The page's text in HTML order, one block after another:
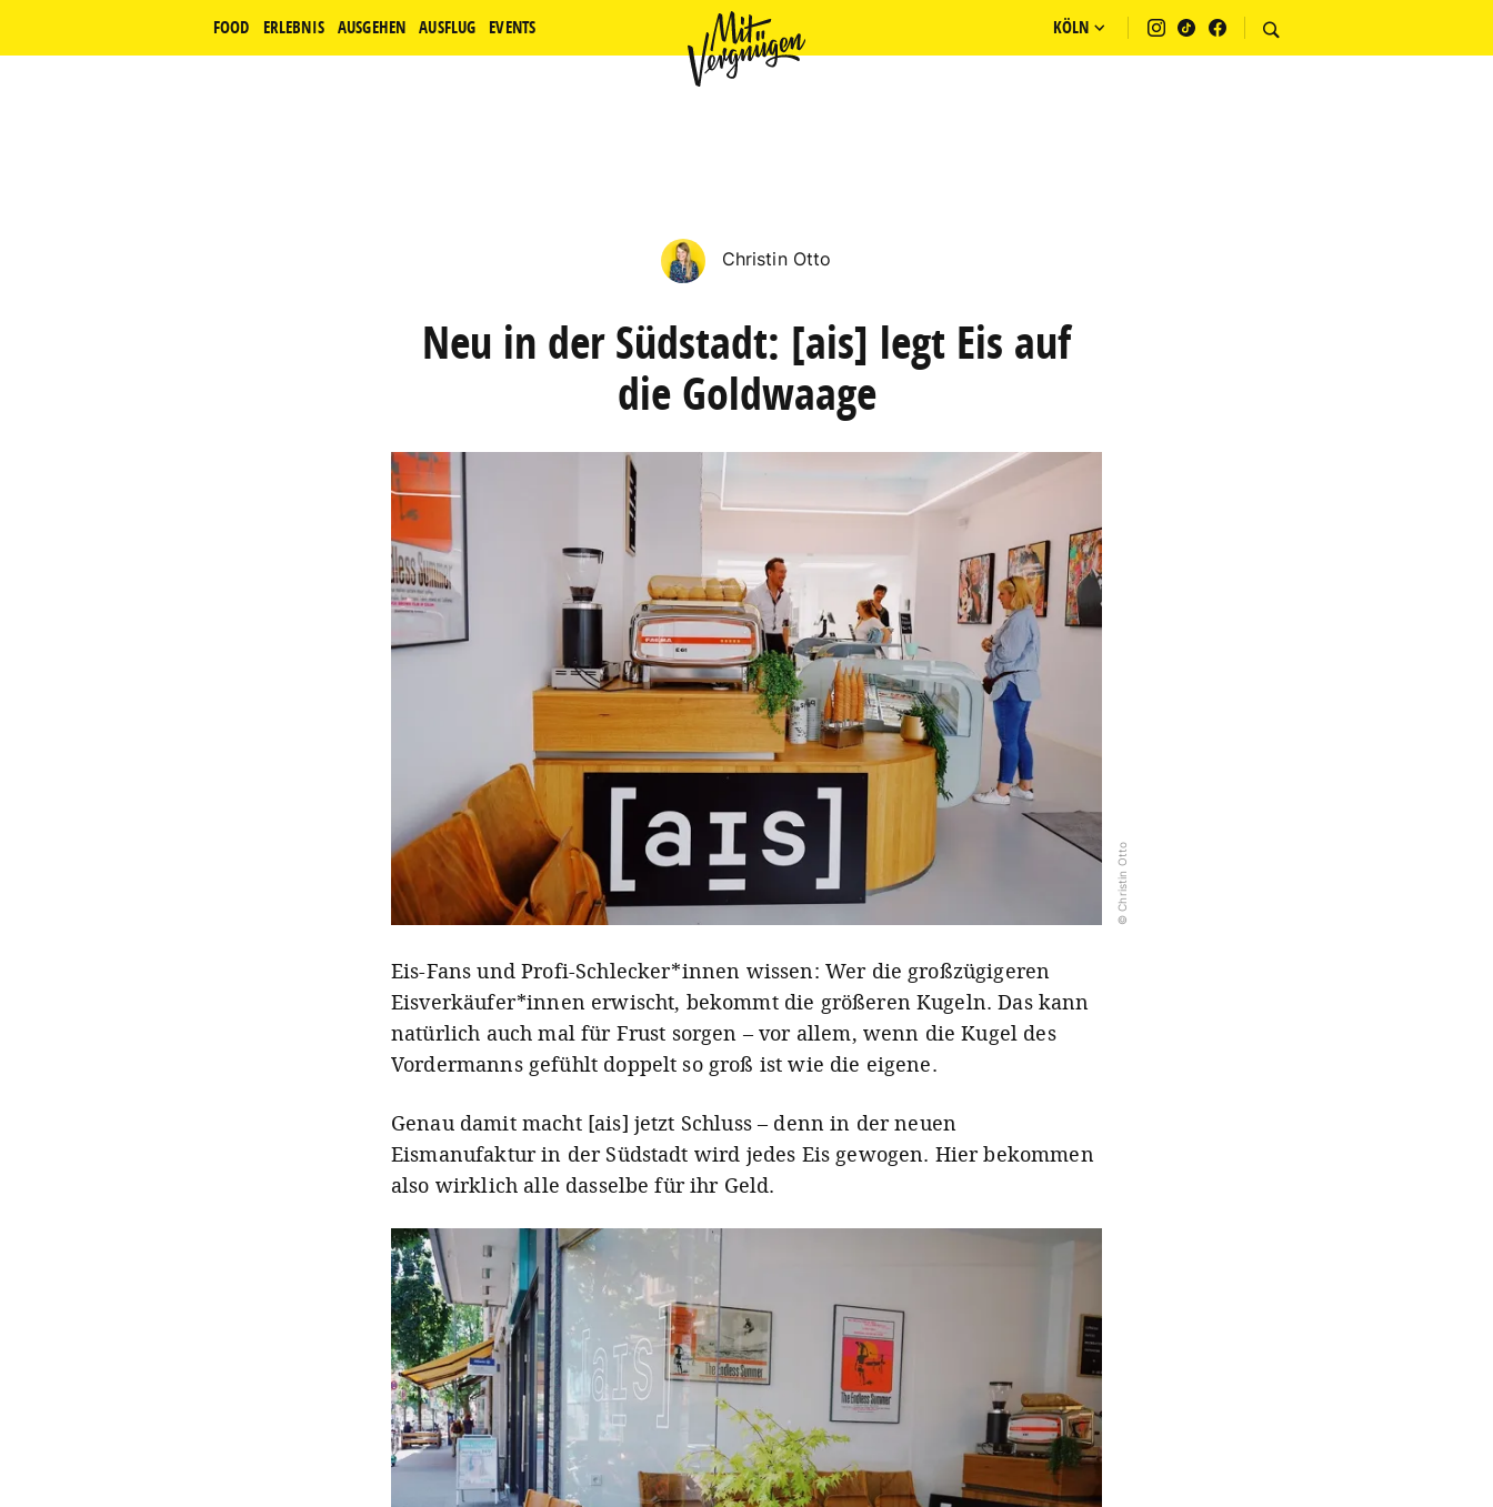
KÖLN
FOOD ERLEBNIS AUSGEHEN AUSFLUG EVENTS
Christin Otto
Neu in der Südstadt: [ais] legt Eis auf
die Goldwaage
© Christin Otto
Eis-Fans und Profi-Schlecker*innen wissen: Wer die großzügigeren
Eisverkäufer*innen erwischt, bekommt die größeren Kugeln. Das kann
natürlich auch mal für Frust sorgen – vor allem, wenn die Kugel des
Vordermanns gefühlt doppelt so groß ist wie die eigene.
Genau damit macht [ais] jetzt Schluss – denn in der neuen
Eismanufaktur in der Südstadt wird jedes Eis gewogen. Hier bekommen
also wirklich alle dasselbe für ihr Geld.